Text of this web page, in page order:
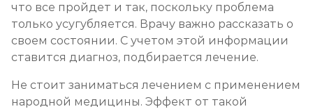
что все пройдет и так, поскольку проблема
только усугубляется. Врачу важно рассказать о
своем состоянии. С учетом этой информации
ставится диагноз, подбирается лечение.
Не стоит заниматься лечением с применением
народной медицины. Эффект от такой